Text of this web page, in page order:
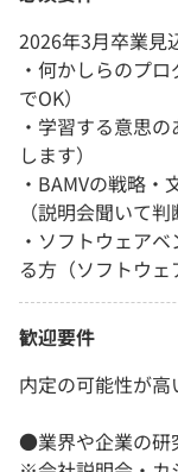
2026年3月卒業見
・何かしらのプ
でOK）
・学習する意思
します）
・BAMVの戦略・
（説明会聞いて
・ソフトウェア
る方（ソフトウェ
歓迎要件
内定の可能性が高
●業界や企業の研